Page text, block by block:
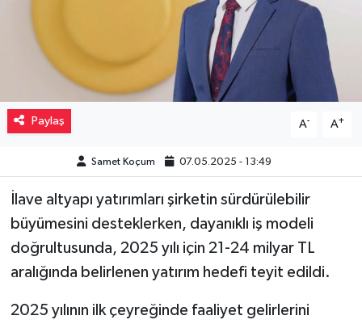
Paylaş A- A+
Samet Koçum 07.05.2025 - 13:49
İlave altyapı yatırımları şirketin sürdürülebilir
büyümesini desteklerken, dayanıklı iş modeli
doğrultusunda, 2025 yılı için 21-24 milyar TL
aralığında belirlenen yatırım hedefi teyit edildi.
2025 yılının ilk çeyreğinde faaliyet gelirlerini
Sağlık
Sinemalar
Siyaset
Spor
Teknoloji